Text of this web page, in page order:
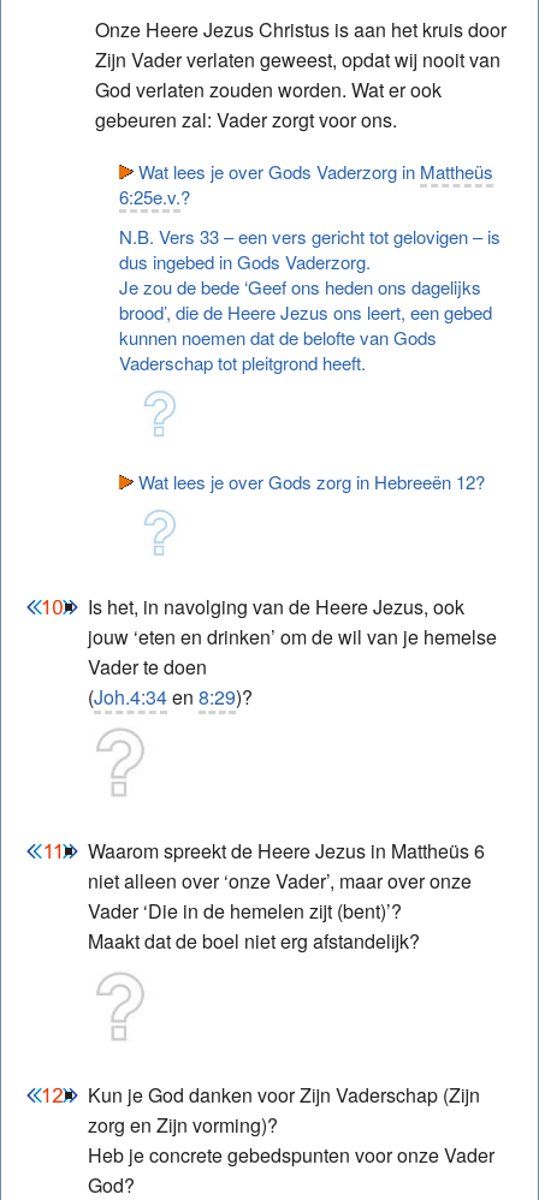
Onze Heere Jezus Christus is aan het kruis door
Zijn Vader verlaten geweest, opdat wij nooit van
God verlaten zouden worden. Wat er ook
gebeuren zal: Vader zorgt voor ons.
Wat lees je over Gods Vaderzorg in Mattheüs
6:25e.v.?
N.B. Vers 33 – een vers gericht tot gelovigen – is
dus ingebed in Gods Vaderzorg.
Je zou de bede ‘Geef ons heden ons dagelijks
brood’, die de Heere Jezus ons leert, een gebed
kunnen noemen dat de belofte van Gods
Vaderschap tot pleitgrond heeft.
Wat lees je over Gods zorg in Hebreeën 12?
Is het, in navolging van de Heere Jezus, ook
jouw ‘eten en drinken’ om de wil van je hemelse
Vader te doen
(Joh.4:34en 8:29)?
Waarom spreekt de Heere Jezus in Mattheüs 6
niet alleen over ‘onze Vader’, maar over onze
Vader ‘Die in de hemelen zijt (bent)’?
Maakt dat de boel niet erg afstandelijk?
Kun je God danken voor Zijn Vaderschap (Zijn
zorg en Zijn vorming)?
Heb je concrete gebedspunten voor onze Vader
God?